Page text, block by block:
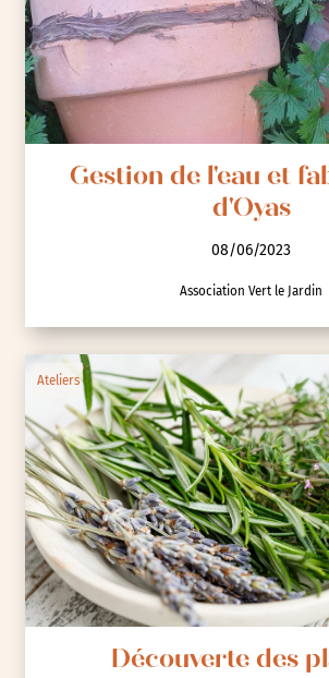
Gestion de l'eau et
d'Oyas
08/06/2023
Association Vert le Jardin
Ateliers
Découverte des